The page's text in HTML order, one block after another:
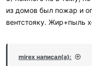
из домов был пожар и
вентстояку. Жир+пыль
mirex написал(а):